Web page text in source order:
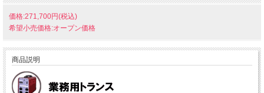
価格:271,700円(税込)
希望小売価格:オープン価格
商品説明